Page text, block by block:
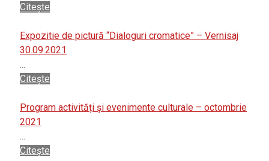
Citește
Expozitie de pictură “Dialoguri cromatice” – Vernisaj
30.09.2021
...
Citește
Program activități și evenimente culturale – octombrie
2021
...
Citește